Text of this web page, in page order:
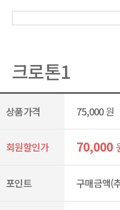
크로톤1
상품가격 75,000원
회원할인가 70,000
포인트 구매금액(